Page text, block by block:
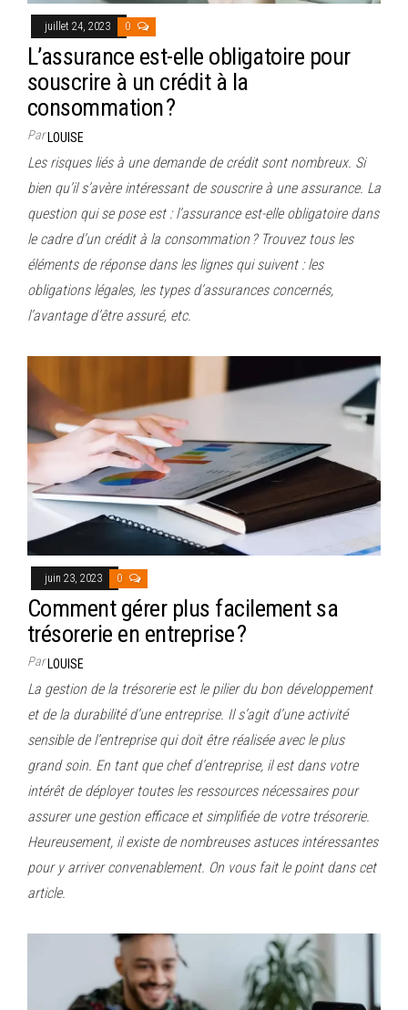
juillet 24, 2023 0
L’assurance est-elle obligatoire pour
souscrire à un crédit à la
consommation ?
ParLOUISE
Les risques liés à une demande de crédit sont nombreux. Si
bien qu’il s’avère intéressant de souscrire à une assurance. La
question qui se pose est : l’assurance est-elle obligatoire dans
le cadre d’un crédit à la consommation ? Trouvez tous les
éléments de réponse dans les lignes qui suivent : les
obligations légales, les types d’assurances concernés,
l’avantage d’être assuré, etc.
juin 23, 2023 0
Comment gérer plus facilement sa
trésorerie en entreprise ?
ParLOUISE
La gestion de la trésorerie est le pilier du bon développement
et de la durabilité d’une entreprise. Il s’agit d’une activité
sensible de l’entreprise qui doit être réalisée avec le plus
grand soin. En tant que chef d’entreprise, il est dans votre
intérêt de déployer toutes les ressources nécessaires pour
assurer une gestion efficace et simplifiée de votre trésorerie.
Heureusement, il existe de nombreuses astuces intéressantes
pour y arriver convenablement. On vous fait le point dans cet
article.